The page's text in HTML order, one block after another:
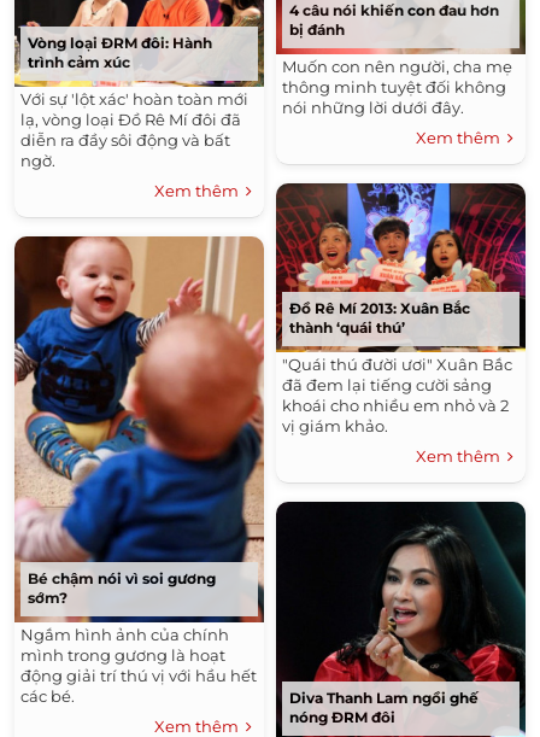
Vòng loại ĐRM đôi: Hành
trình cảm xúc
Với sự 'lột xác' hoàn toàn mới
lạ, vòng loại Đồ Rê Mí đôi đã
diễn ra đầy sôi động và bất
ngờ.
Xem thêm
Bé chậm nói vì soi gương
sớm?
Ngắm hình ảnh của chính
mình trong gương là hoạt
động giải trí thú vị với hầu hết
các bé.
Xem thêm
4 câu nói khiến con đau hơn
bị đánh
Muốn con nên người, cha mẹ
thông minh tuyệt đối không
nói những lời dưới đây.
Xem thêm
Đồ Rê Mí 2013: Xuân Bắc
thành ‘quái thú’
"Quái thú đười ươi" Xuân Bắc
đã đem lại tiếng cười sảng
khoái cho nhiều em nhỏ và 2
vị giám khảo.
Xem thêm
Diva Thanh Lam ngồi ghế
nóng ĐRM đôi